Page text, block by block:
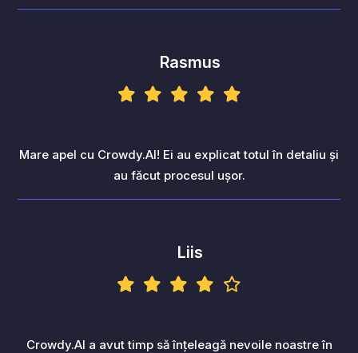
Rasmus
Mare apel cu Crowdy.AI! Ei au explicat totul în detaliu și
au făcut procesul ușor.
Liis
Crowdy.AI a avut timp să înțeleagă nevoile noastre în